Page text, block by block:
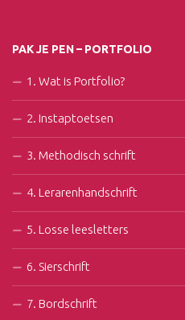
PAK JE PEN – PORTFOLIO
1. Wat is Portfolio?
2. Instaptoetsen
3. Methodisch schrift
4. Lerarenhandschrift
5. Losse leesletters
6. Sierschrift
7. Bordschrift